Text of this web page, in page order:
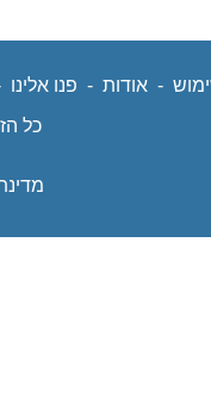
נפתח - אודות
נפתח - פנו אלינו
נפתח
בחלון
חדש
כל